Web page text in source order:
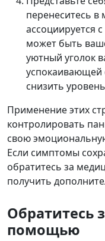
перенеситесь в
ассоциируется
может быть
уютный уголок
успокаивающей
снизить
Применение этих
контролировать
свою
Если симптомы
обратитесь за
получить
Обратитесь
помощью